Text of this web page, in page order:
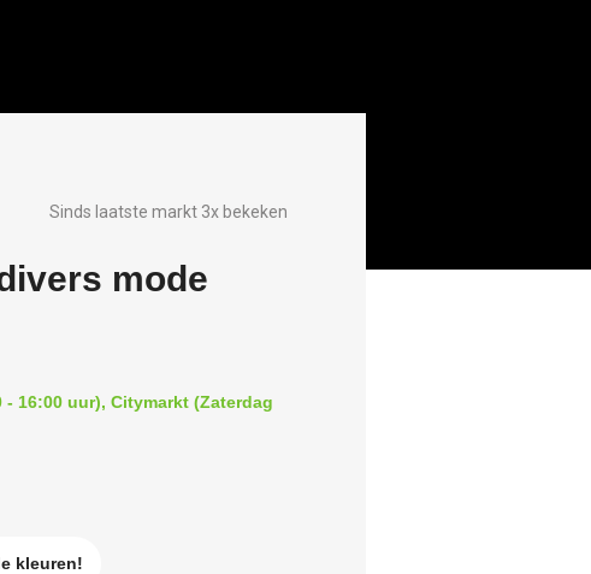
Sinds laatste markt 3x bekeken
mode
16:00 uur), Citymarkt (Zaterdag
kleuren!